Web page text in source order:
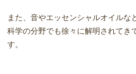
また、音やエッセンシャルオイルな
科学の分野でも徐々に解明されてき
す。